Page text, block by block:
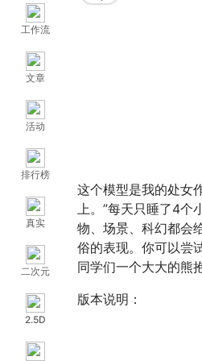
工作流
文章
活动
排行榜
真实
二次元
2.5D
这个模型是我的处女
上。”每天只睡了4
物、场景、科幻都会
俗的表现。你可以尝
同学们一个大大的熊
版本说明：
1、以Hill（山丘）
2、以Kite（风筝）